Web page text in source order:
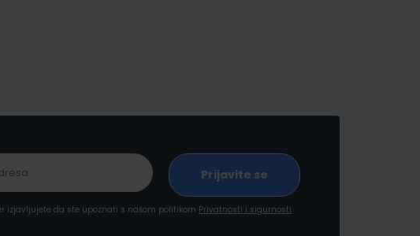
izjavljujete da ste upoznati s našom politikom Privatnosti i sigurnosti